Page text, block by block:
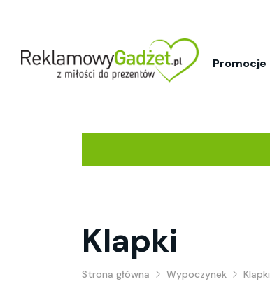
Promocje
Klapki
Strona główna Wypoczynek Klapki